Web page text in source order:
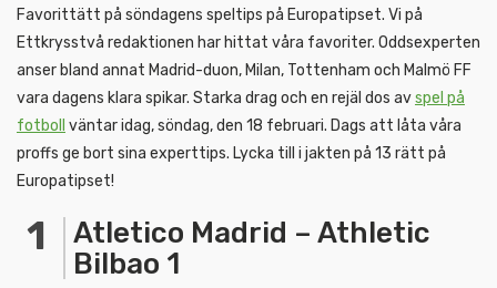
Favorittätt på söndagens speltips på Europatipset. Vi på
Ettkrysstvå redaktionen har hittat våra favoriter. Oddsexperten
anser bland annat Madrid-duon, Milan, Tottenham och Malmö FF
vara dagens klara spikar. Starka drag och en rejäl dos avspel på
fotboll väntar idag, söndag, den 18 februari. Dags att låta våra
proffs ge bort sina experttips. Lycka till i jakten på 13 rätt på
Europatipset!
Atletico Madrid – Athletic
Bilbao 1